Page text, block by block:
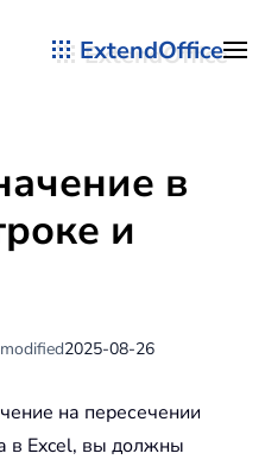
ExtendOffice
в
и
2025-08-26
на пересечении
в Excel, вы должны